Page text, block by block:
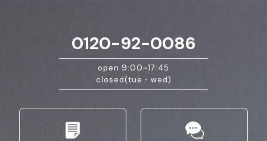
0120-92-0086
open 9:00~17:45
closed(tue・wed)